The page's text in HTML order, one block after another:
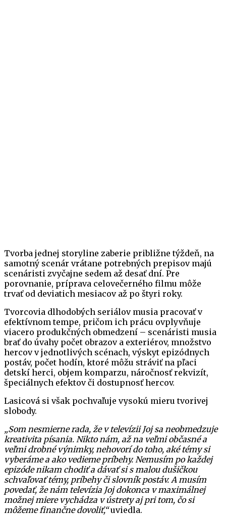
Tvorba jednej storyline zaberie približne týždeň, na
samotný scenár vrátane potrebných prepisov majú
scenáristi zvyčajne sedem až desať dní. Pre
porovnanie, príprava celovečerného filmu môže
trvať od deviatich mesiacov až po štyri roky.
Tvorcovia dlhodobých seriálov musia pracovať v
efektívnom tempe, pričom ich prácu ovplyvňuje
viacero produkčných obmedzení – scenáristi musia
brať do úvahy počet obrazov a exteriérov, množstvo
hercov v jednotlivých scénach, výskyt epizódnych
postáv, počet hodín, ktoré môžu stráviť na pľaci
detskí herci, objem komparzu, náročnosť rekvizít,
špeciálnych efektov či dostupnosť hercov.
Lasicová si však pochvaľuje vysokú mieru tvorivej
slobody.
„Som nesmierne rada, že v televízii Joj sa neobmedzuje
kreativita písania. Nikto nám, až na veľmi občasné a
veľmi drobné výnimky, nehovorí do toho, aké témy si
vyberáme a ako vedieme príbehy. Nemusím po každej
epizóde nikam chodiť a dávať si s malou dušičkou
schvaľovať témy, príbehy či slovník postáv. A musím
povedať, že nám televízia Joj dokonca v maximálnej
možnej miere vychádza v ústrety aj pri tom, čo si
môžeme finančne dovoliť,“uviedla.